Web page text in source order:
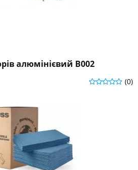
алюмінієвий B002
(0)